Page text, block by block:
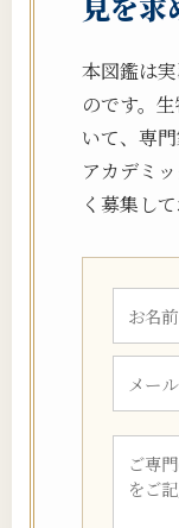
本図鑑は
のです。
いて、専
アカデミ
く募集して